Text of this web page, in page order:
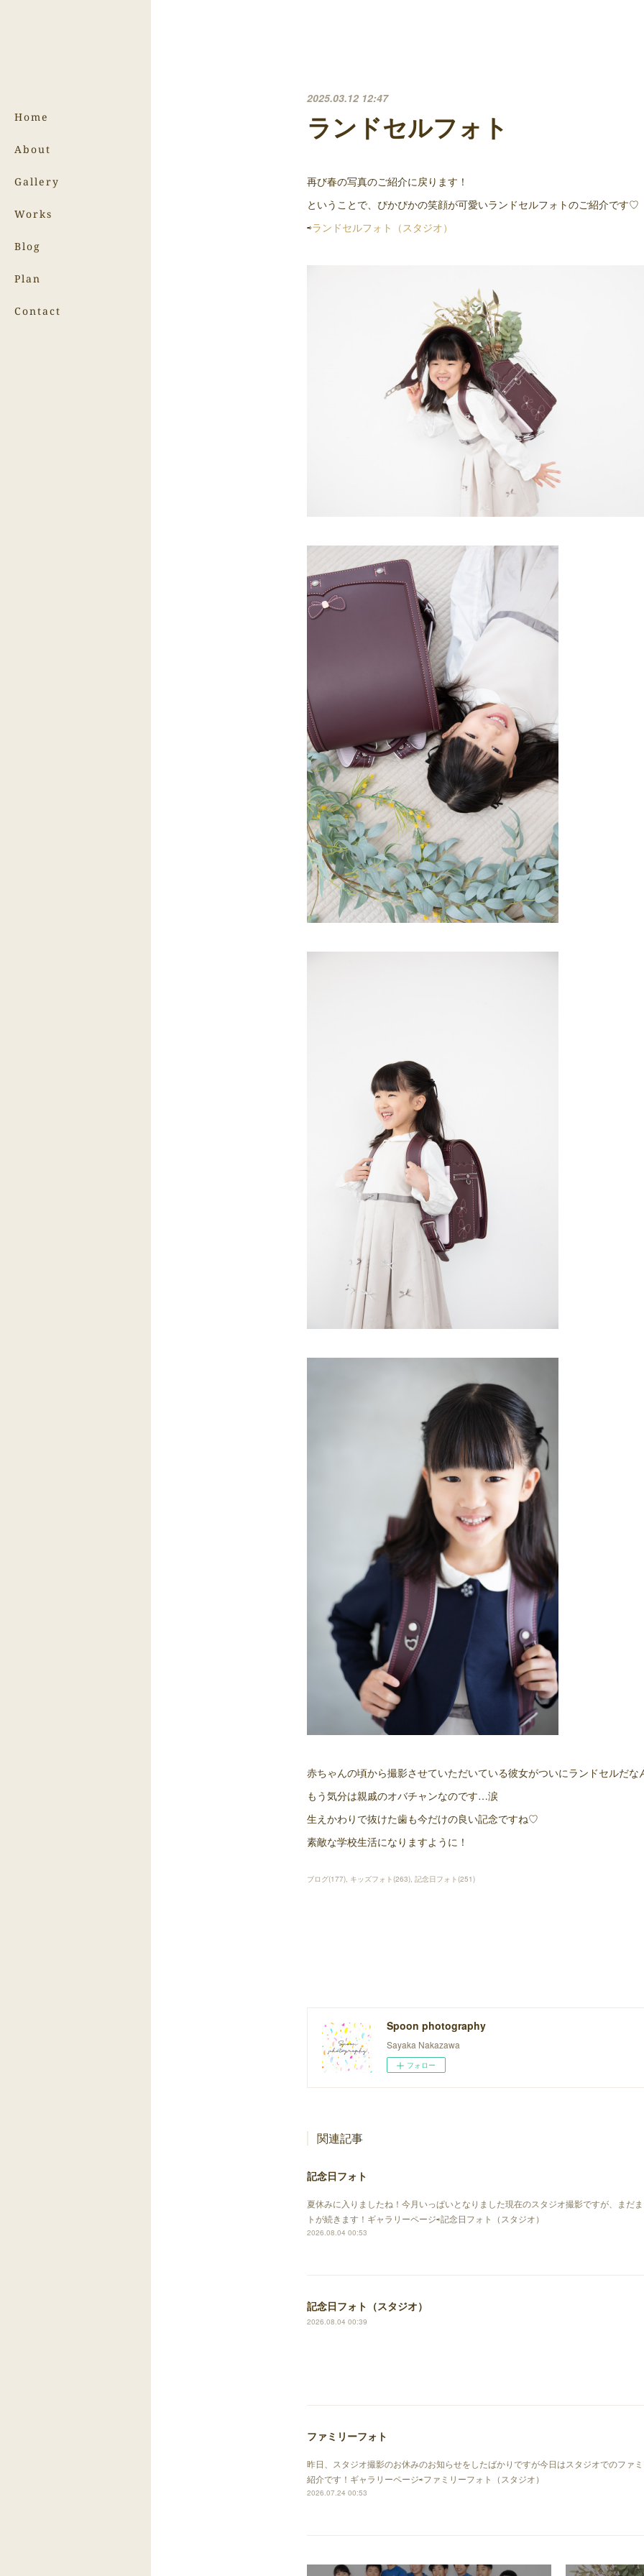
Home
About
Gallery
Works
Blog
Plan
Contact
2025.03.12 12:47
ランドセルフォト
再び春の写真のご紹介に戻ります！
ということで、ぴかぴかの笑顔が可愛いランドセルフォトのご紹介です♡
⇨ランドセルフォト（スタジオ）
赤ちゃんの頃から撮影させていただいている彼女がついにランドセルだ
もう気分は親戚のオバチャンなのです…涙
生えかわりで抜けた歯も今だけの良い記念ですね♡
素敵な学校生活になりますように！
ブログ(177) キッズフォト(263) 記念日フォト(251)
Spoon photography
Sayaka Nakazawa
フォロー
関連記事
記念日フォト
夏休みに入りましたね！今月いっぱいとなりました現在のスタジオ撮影ですが、まだ
トが続きます！ギャラリーページ⇨記念日フォト（スタジオ）
2026.08.04 00:53
記念日フォト（スタジオ）
2026.08.04 00:39
ファミリーフォト
昨日、スタジオ撮影のお休みのお知らせをしたばかりですが今日はスタジオでのファ
紹介です！ギャラリーページ⇨ファミリーフォト（スタジオ）
2026.07.24 00:53